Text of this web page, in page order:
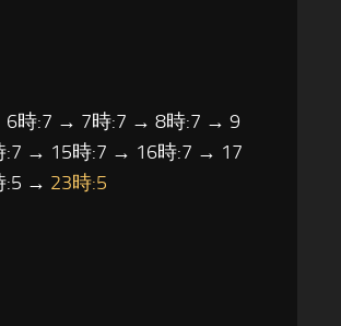
時:7 → 7時:7 → 8時:7 → 9
→ 15時:7 → 16時:7 → 17
:5 → 23時:5